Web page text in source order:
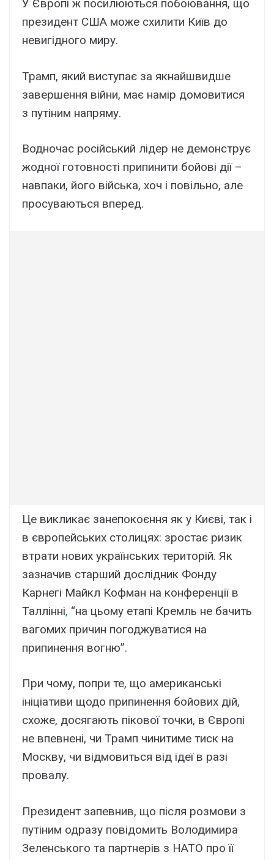
У Європі ж посилюються побоювання, що
президент США може схилити Київ до
невигідного миру.
Трамп, який виступає за якнайшвидше
завершення війни, має намір домовитися
з путіним напряму.
Водночас російський лідер не демонструє
жодної готовності припинити бойові дії –
навпаки, його війська, хоч і повільно, але
просуваються вперед.
Це викликає занепокоєння як у Києві, так і
в європейських столицях: зростає ризик
втрати нових українських територій. Як
зазначив старший дослідник Фонду
Карнегі Майкл Кофман на конференції в
Таллінні, “на цьому етапі Кремль не бачить
вагомих причин погоджуватися на
припинення вогню”.
При чому, попри те, що американські
ініціативи щодо припинення бойових дій,
схоже, досягають пікової точки, в Європі
не впевнені, чи Трамп чинитиме тиск на
Москву, чи відмовиться від ідеї в разі
провалу.
Президент запевнив, що після розмови з
путіним одразу повідомить Володимира
Зеленського та партнерів з НАТО про її